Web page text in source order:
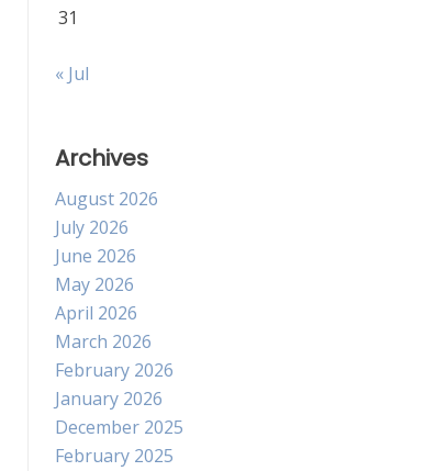
31
« Jul
Archives
August 2026
July 2026
June 2026
May 2026
April 2026
March 2026
February 2026
January 2026
December 2025
February 2025